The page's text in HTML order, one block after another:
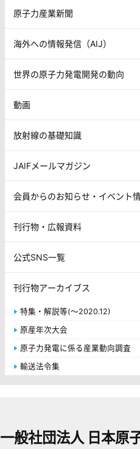
原子力産業新聞
海外への情報発信（AIJ）
世界の原子力発電開発の動向
動画
放射線の基礎知識
JAIFメールマガジン
会員からのお知らせ・イベント
刊行物・広報資料
公式SNS一覧
刊行物アーカイブス
特集・解説等(～2020.12)
原産年次大会
原子力発電に係る産業動向調査
輸送法令集
一般社団法人 日本原